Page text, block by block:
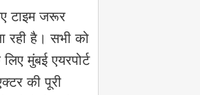
टाइम जरूर
रही है। सभी को
मुंबई एयरपोर्ट
की पूरी